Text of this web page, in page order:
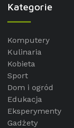
Kategorie
Komputery
Kulinaria
Kobieta
Sport
Dom i ogród
Edukacja
Eksperymenty
Gadżety